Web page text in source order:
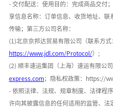
- 交付配送：使用目的： 完成商品交付
享信息名称： 订单信息、收货地址、联
传输；第三方公司名称：
(1)北京京邦达贸易有限公司 （联系方式
https://www.jdl.com/Protocol/） ;
(2) 顺丰速运集团（上海）速运有限公司
express.com ；隐私权政策： https://
- 依照法律、法规、规章制度、法律程
许向其披露信息的任何适用的监管、法